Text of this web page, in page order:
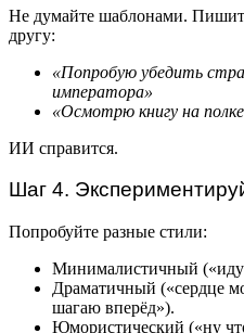
Не думайте шаблонами.
другу:
«Попробую убедить
императора»
«Осмотрю книгу на
ИИ справится.
Шаг 4.
Попробуйте разные стили:
Минималистичный («иду
Драматичный («сердце
шагаю вперёд»).
Юмористический («ну